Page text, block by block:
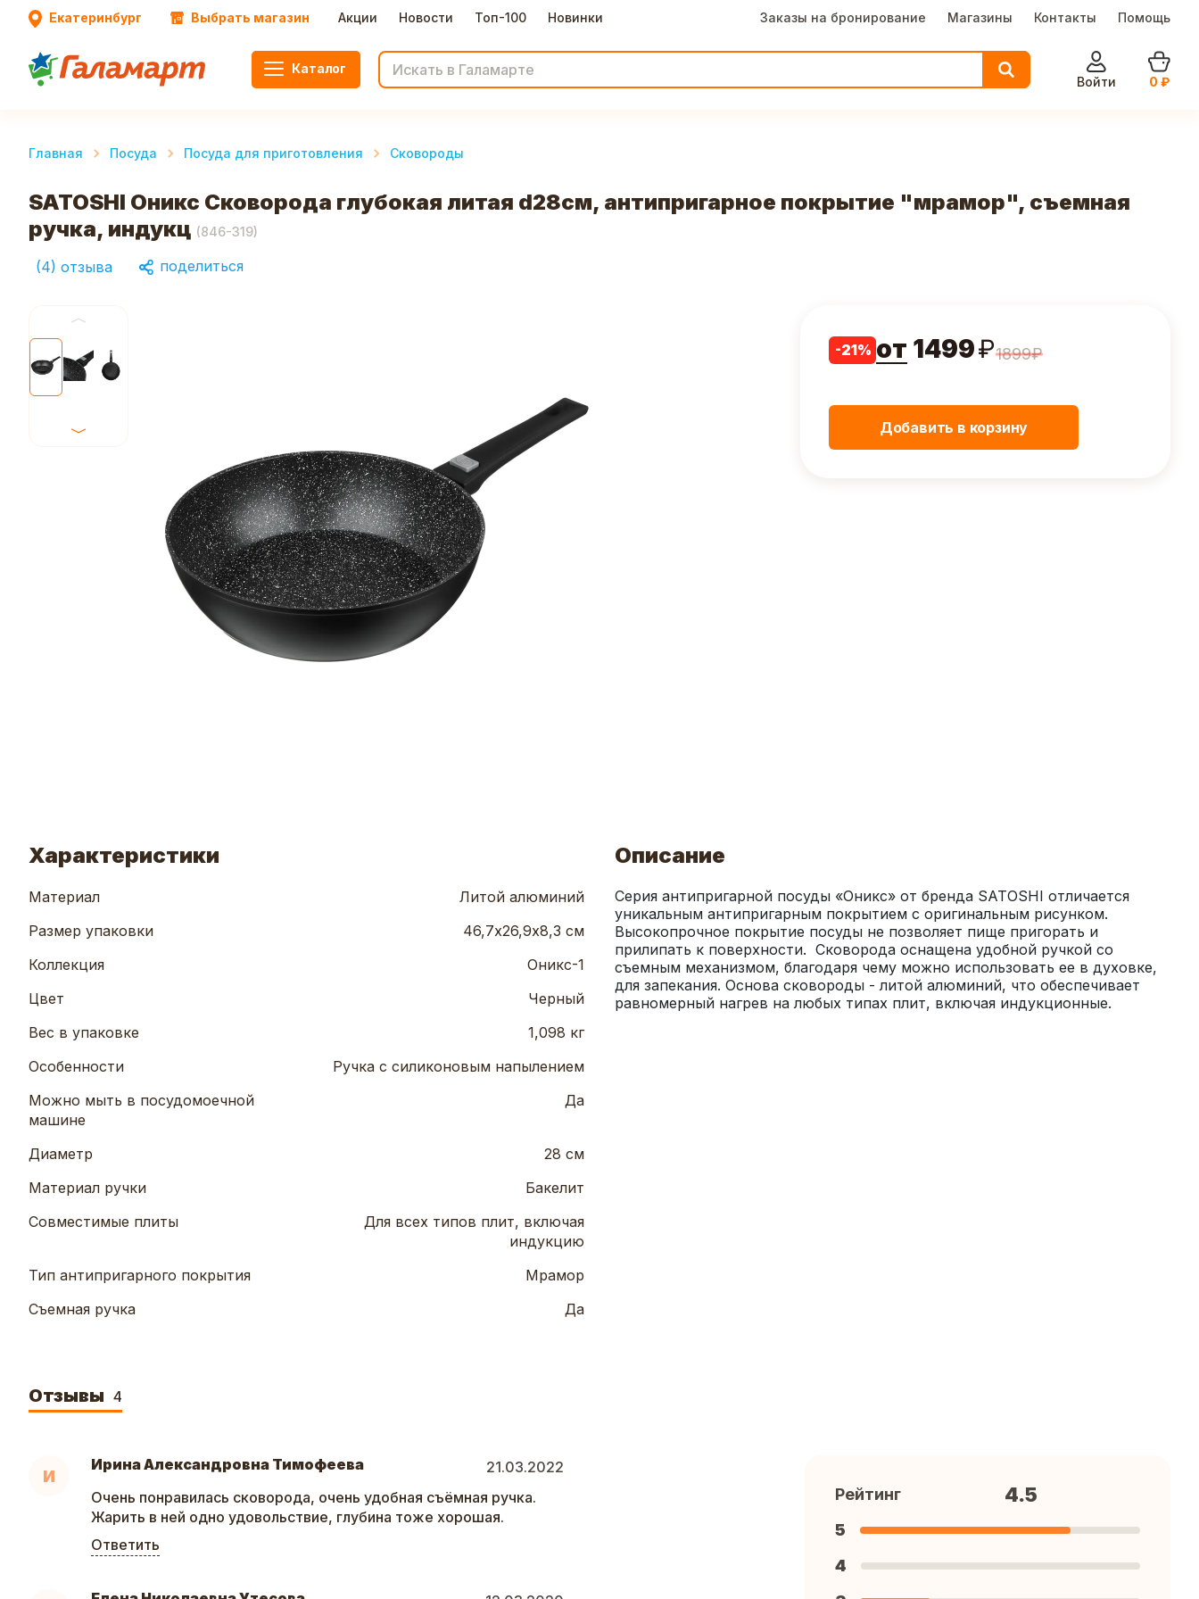
Екатеринбург Выбрать магазин Акции Новости Топ-100 Новинки Заказы на бронирование Магазины Контакты Помощь
Каталог
Войти
0 ₽
Главная Посуда Посуда для приготовления Сковороды
SATOSHI Оникс Сковорода глубокая литая d28см, антипригарное покрытие "мрамор", съемная
ручка, индукц (846-319)
(4) отзыва поделиться
-21% от 1499₽1899₽
Добавить в корзину
Характеристики
Материал
Литой алюминий
Размер упаковки
46,7х26,9х8,3 см
Коллекция
Оникс-1
Цвет
Черный
Вес в упаковке
1,098 кг
Особенности
Ручка с силиконовым напылением
Можно мыть в посудомоечной
машине
Да
Диаметр
28 см
Материал ручки
Бакелит
Совместимые плиты
Для всех типов плит, включая
индукцию
Тип антипригарного покрытия
Мрамор
Съемная ручка
Да
Описание
Серия антипригарной посуды «Оникс» от бренда SATOSHI отличается
уникальным антипригарным покрытием с оригинальным рисунком.
Высокопрочное покрытие посуды не позволяет пище пригорать и
прилипать к поверхности.  Сковорода оснащена удобной ручкой со
съемным механизмом, благодаря чему можно использовать ее в духовке,
для запекания. Основа сковороды - литой алюминий, что обеспечивает
равномерный нагрев на любых типах плит, включая индукционные.
Отзывы 4
И
Ирина Александровна Тимофеева
21.03.2022
Очень понравилась сковорода, очень удобная съёмная ручка.
Жарить в ней одно удовольствие, глубина тоже хорошая.
Ответить
Рейтинг 4.5
5
4